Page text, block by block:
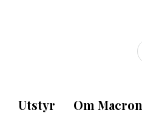
Utstyr Om Macron